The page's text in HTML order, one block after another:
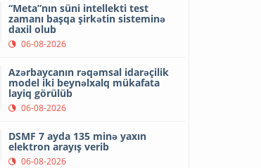
“Meta”nın süni intellekti test
zamanı başqa şirkətin sisteminə
daxil olub
06-08-2026
Azərbaycanın rəqəmsal idarəçilik
model iki beynəlxalq mükafata
layiq görülüb
06-08-2026
DSMF 7 ayda 135 minə yaxın
elektron arayış verib
06-08-2026